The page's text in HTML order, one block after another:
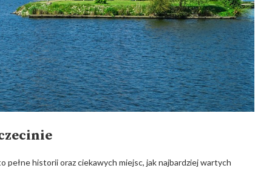
pełne historii oraz ciekawych miejsc, jak najbardziej wartych